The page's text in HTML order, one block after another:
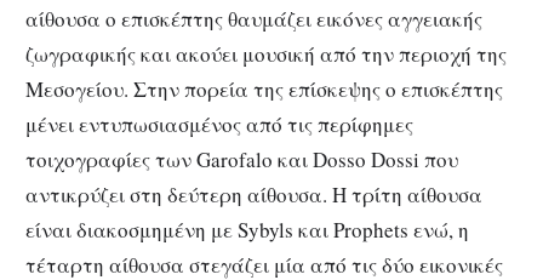
αίθουσα ο επισκέπτης θαυμάζει εικόνες αγγειακής
ζωγραφικής και ακούει μουσική από την περιοχή της
Μεσογείου. Στην πορεία της επίσκεψης ο επισκέπτης
μένει εντυπωσιασμένος από τις περίφημες
τοιχογραφίες των Garofalo και Dosso Dossi που
αντικρύζει στη δεύτερη αίθουσα. Η τρίτη αίθουσα
είναι διακοσμημένη με Sybyls και Prophets ενώ, η
τέταρτη αίθουσα στεγάζει μία από τις δύο εικονικές